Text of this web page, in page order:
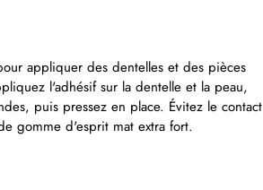
appliquer des dentelles et des pièces
l'adhésif sur la dentelle et la peau,
puis pressez en place. Évitez le contact
gomme d'esprit mat extra fort.